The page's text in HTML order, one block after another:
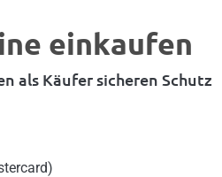
einkaufen
als Käufer sicheren Schutz